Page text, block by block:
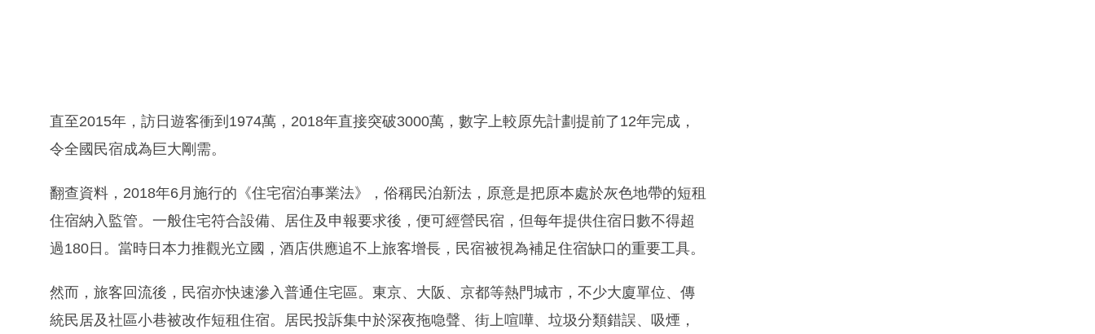
直至2015年，訪日遊客衝到1974萬，2018年直接突破3000萬，數字上較原先計劃提前了12年完成，
令全國民宿成為巨大剛需。
翻查資料，2018年6月施行的《住宅宿泊事業法》，俗稱民泊新法，原意是把原本處於灰色地帶的短租
住宿納入監管。一般住宅符合設備、居住及申報要求後，便可經營民宿，但每年提供住宿日數不得超
過180日。當時日本力推觀光立國，酒店供應追不上旅客增長，民宿被視為補足住宿缺口的重要工具。
然而，旅客回流後，民宿亦快速滲入普通住宅區。東京、大阪、京都等熱門城市，不少大廈單位、傳
統民居及社區小巷被改作短租住宿。居民投訴集中於深夜拖喼聲、街上喧嘩、垃圾分類錯誤、吸煙，